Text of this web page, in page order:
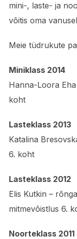
mini-, laste- ja
võitis oma
Meie tüdrukute
Miniklass 2014
Hanna-Loora
koht
Lasteklass 2013
Katalina
6. koht
Lasteklass 2012
Elis Kutkin –
mitmevõistlus 6.
Noorteklass 2011